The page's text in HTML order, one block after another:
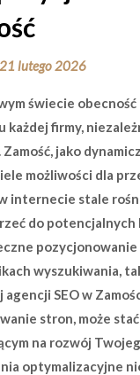
21 lutego 2026
świecie
każdej firmy,
jako
możliwości dla
internecie stale
do
wyszukiwania,
SEO w
stron, może
na rozwój
optymalizacyjne